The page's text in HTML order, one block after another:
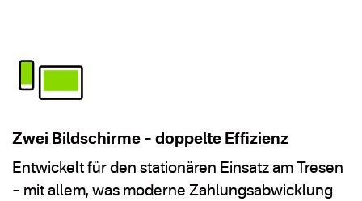
Zwei Bildschirme – doppelte Effizienz
Entwickelt für den stationären Einsatz am Tresen
– mit allem, was moderne Zahlungsabwicklung